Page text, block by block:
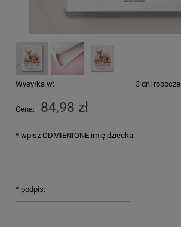
Wysyłka w: 3 dni robocze
Cena: 84,98 zł
* wpisz ODMIENIONE imię dziecka:
* podpis: